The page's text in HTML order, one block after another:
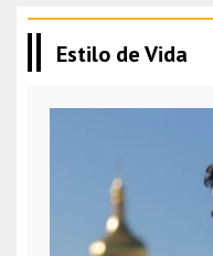
Estilo de Vida